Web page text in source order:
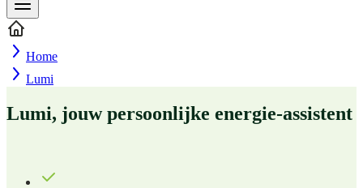
Home
Lumi
Lumi, jouw persoonlijke energie-assistent